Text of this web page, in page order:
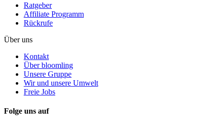
Ratgeber
Affiliate Programm
Rückrufe
Über uns
Kontakt
Über bloomling
Unsere Gruppe
Wir und unsere Umwelt
Freie Jobs
Folge uns auf